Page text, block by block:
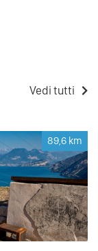
Vedi tutti
89,6 km